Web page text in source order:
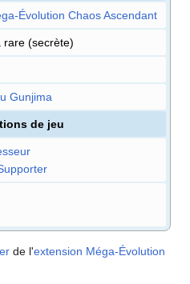
Évolution Chaos Ascendant
rare (secrète)
Gunjima
de jeu
de l'extension Méga-Évolution